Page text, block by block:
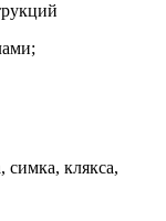
клякса,